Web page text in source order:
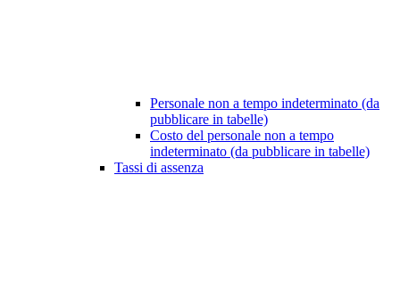
Personale non a tempo indeterminato (da
pubblicare in tabelle)
Costo del personale non a tempo
indeterminato (da pubblicare in tabelle)
Tassi di assenza